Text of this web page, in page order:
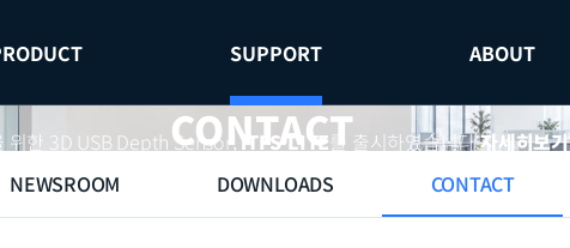
SUPPORT ABOUT
위한 3D USB Depth Sensor,iTFS-LITE를 출시하였습니다.자세히보기
CONTACT
NEWSROOM DOWNLOADS CONTACT